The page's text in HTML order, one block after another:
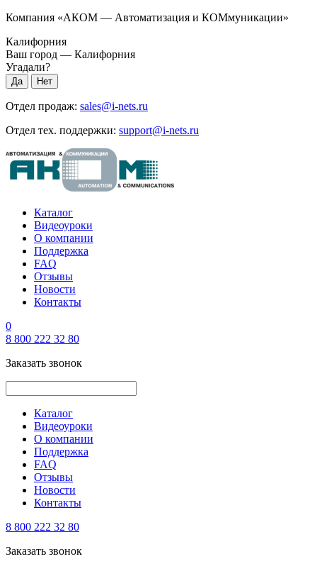
Компания «АКОМ — Автоматизация и КОМмуникации»
Калифорния
Ваш город — Калифорния
Угадали?
Отдел продаж: sales@i-nets.ru
Отдел тех. поддержки: support@i-nets.ru
Каталог
Видеоуроки
О компании
Поддержка
FAQ
Отзывы
Новости
Контакты
0
8 800 222 32 80
Заказать звонок
Каталог
Видеоуроки
О компании
Поддержка
FAQ
Отзывы
Новости
Контакты
8 800 222 32 80
Заказать звонок